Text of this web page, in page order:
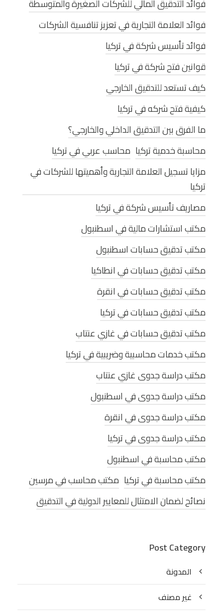
فوائد التدقيق المالي للشركات الصغيرة والمتوسطة
فوائد العلامة التجارية في تعزيز تنافسية الشركات
فوائد تأسيس شركة في تركيا
قوانين فتح شركة في تركيا
كيف تستعد للتدقيق الخارجي
كيفية فتح شركه في تركيا
ما الفرق بين التدقيق الداخلي والخارجي؟
محاسبة خدمية تركيا محاسب عربي في تركيا
مزايا تسجيل العلامة التجارية وأهميتها للشركات في
تركيا
مصاريف تأسيس شركة في تركيا
مكتب استشارات مالية في اسطنبول
مكتب تدقيق حسابات اسطنبول
مكتب تدقيق حسابات في انطاكيا
مكتب تدقيق حسابات في انقرة
مكتب تدقيق حسابات في تركيا
مكتب تدقيق حسابات في غازي عنتاب
مكتب خدمات محاسبية وضريبية في تركيا
مكتب دراسة جدوى غازي عنتاب
مكتب دراسة جدوى في اسطنبول
مكتب دراسة جدوى في انقرة
مكتب دراسة جدوى في تركيا
مكتب محاسبة في اسطنبول
مكتب محاسبة في تركيا مكتب محاسب في مرسين
نصائح لضمان الامتثال للمعايير الدولية في التدقيق
Post Category
المدونة
غير مصنف